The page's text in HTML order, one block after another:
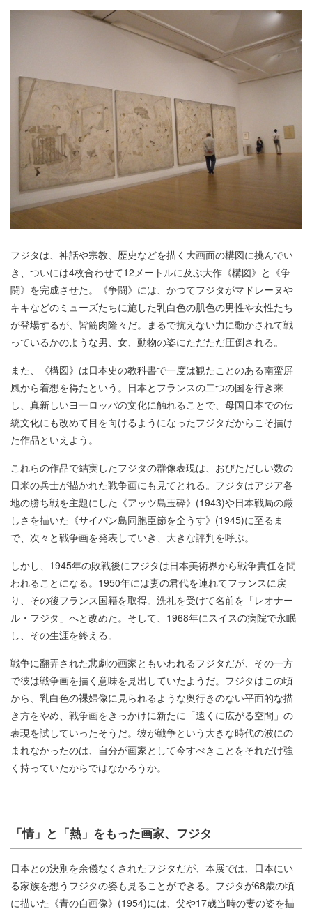
フジタは、神話や宗教、歴史などを描く大画面の構図に挑んでい
き、ついには4枚合わせて12メートルに及ぶ大作《構図》と《争
闘》を完成させた。《争闘》には、かつてフジタがマドレーヌや
キキなどのミューズたちに施した乳白色の肌色の男性や女性たち
が登場するが、皆筋肉隆々だ。まるで抗えない力に動かされて戦
っているかのような男、女、動物の姿にただただ圧倒される。
また、《構図》は日本史の教科書で一度は観たことのある南蛮屏
風から着想を得たという。日本とフランスの二つの国を行き来
し、真新しいヨーロッパの文化に触れることで、母国日本での伝
統文化にも改めて目を向けるようになったフジタだからこそ描け
た作品といえよう。
これらの作品で結実したフジタの群像表現は、おびただしい数の
日米の兵士が描かれた戦争画にも見てとれる。フジタはアジア各
地の勝ち戦を主題にした《アッツ島玉砕》(1943)や日本戦局の厳
しさを描いた《サイパン島同胞臣節を全うす》(1945)に至るま
で、次々と戦争画を発表していき、大きな評判を呼ぶ。
しかし、1945年の敗戦後にフジタは日本美術界から戦争責任を問
われることになる。1950年には妻の君代を連れてフランスに戻
り、その後フランス国籍を取得。洗礼を受けて名前を「レオナー
ル・フジタ」へと改めた。そして、1968年にスイスの病院で永眠
し、その生涯を終える。
戦争に翻弄された悲劇の画家ともいわれるフジタだが、その一方
で彼は戦争画を描く意味を見出していたようだ。フジタはこの頃
から、乳白色の裸婦像に見られるような奥行きのない平面的な描
き方をやめ、戦争画をきっかけに新たに「遠くに広がる空間」の
表現を試していったそうだ。彼が戦争という大きな時代の波にの
まれなかったのは、自分が画家として今すべきことをそれだけ強
く持っていたからではなかろうか。
「情」と「熱」をもった画家、フジタ
日本との決別を余儀なくされたフジタだが、本展では、日本にい
る家族を想うフジタの姿も見ることができる。フジタが68歳の頃
に描いた《青の自画像》(1954)には、父や17歳当時の妻の姿を描